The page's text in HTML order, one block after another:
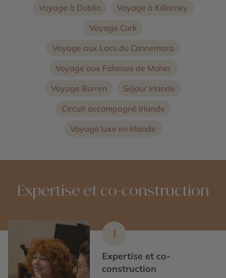
Voyage à Dublin
Voyage à Killarney
Voyage Cork
Voyage aux Lacs du Connemara
Voyage aux Falaises de Moher
Voyage Burren
Séjour Irlande
Circuit accompagné Irlande
Voyage luxe en Irlande
Expertise et co-construction
1
Expertise et co-
construction